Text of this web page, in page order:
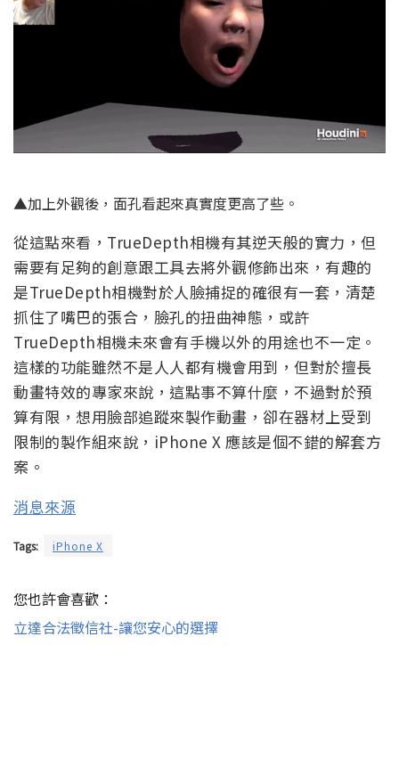
▲加上外觀後，面孔看起來真實度更高了些。
從這點來看，TrueDepth相機有其逆天般的實力，但
需要有足夠的創意跟工具去將外觀修飾出來，有趣的
是TrueDepth相機對於人臉捕捉的確很有一套，清楚
抓住了嘴巴的張合，臉孔的扭曲神態，或許
TrueDepth相機未來會有手機以外的用途也不一定。
這樣的功能雖然不是人人都有機會用到，但對於擅長
動畫特效的專家來說，這點事不算什麼，不過對於預
算有限，想用臉部追蹤來製作動畫，卻在器材上受到
限制的製作組來說，iPhone X 應該是個不錯的解套方
案。
消息來源
Tags: iPhone X
您也許會喜歡：
立達合法徵信社-讓您安心的選擇